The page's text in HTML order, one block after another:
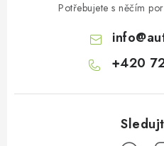
Potřebujete s něčím
info@
+420